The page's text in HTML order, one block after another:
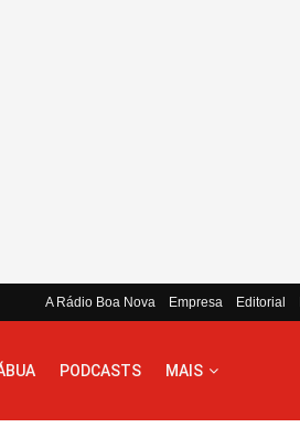
A Rádio Boa Nova Empresa Editorial
PODCASTS MAIS